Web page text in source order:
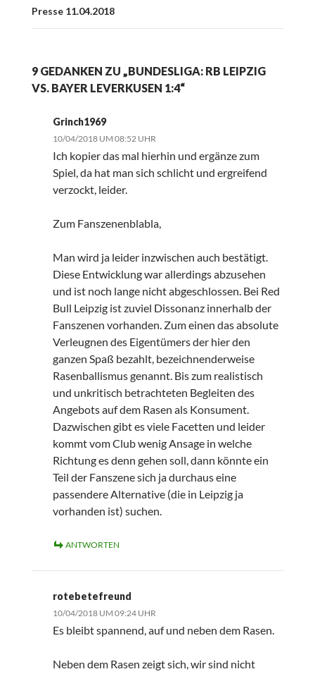
Presse 11.04.2018
9 GEDANKEN ZU „BUNDESLIGA: RB LEIPZIG
VS. BAYER LEVERKUSEN 1:4“
Grinch1969
10/04/2018 UM 08:52 UHR
Ich kopier das mal hierhin und ergänze zum
Spiel, da hat man sich schlicht und ergreifend
verzockt, leider.
Zum Fanszenenblabla,
Man wird ja leider inzwischen auch bestätigt.
Diese Entwicklung war allerdings abzusehen
und ist noch lange nicht abgeschlossen. Bei Red
Bull Leipzig ist zuviel Dissonanz innerhalb der
Fanszenen vorhanden. Zum einen das absolute
Verleugnen des Eigentümers der hier den
ganzen Spaß bezahlt, bezeichnenderweise
Rasenballismus genannt. Bis zum realistisch
und unkritisch betrachteten Begleiten des
Angebots auf dem Rasen als Konsument.
Dazwischen gibt es viele Facetten und leider
kommt vom Club wenig Ansage in welche
Richtung es denn gehen soll, dann könnte ein
Teil der Fanszene sich ja durchaus eine
passendere Alternative (die in Leipzig ja
vorhanden ist) suchen.
ANTWORTEN
rotebetefreund
10/04/2018 UM 09:24 UHR
Es bleibt spannend, auf und neben dem Rasen.
Neben dem Rasen zeigt sich, wir sind nicht